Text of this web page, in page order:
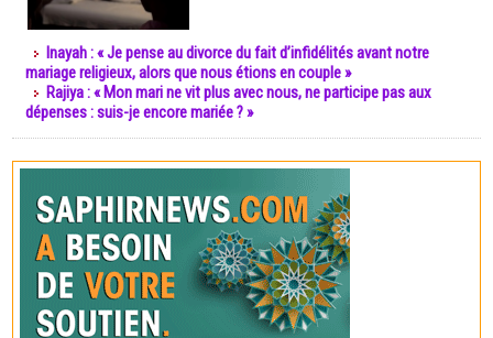
Inayah : « Je pense au divorce du fait d’infidélités avant notre
mariage religieux, alors que nous étions en couple »
Rajiya : « Mon mari ne vit plus avec nous, ne participe pas aux
dépenses : suis-je encore mariée ? »